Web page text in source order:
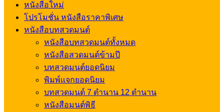
หนังสือใหม่
โปรโมชั่น หนังสือราคาพิเศษ
หนังสือบทสวดมนต์
หนังสือบทสวดมนต์ทั้งหมด
หนังสือสวดมนต์ข้ามปี
บทสวดมนต์ยอดนิยม
พิมพ์แจกยอดนิยม
บทสวดมนต์ 7 ตำนาน 12 ตำนาน
หนังสือมนต์พิธี